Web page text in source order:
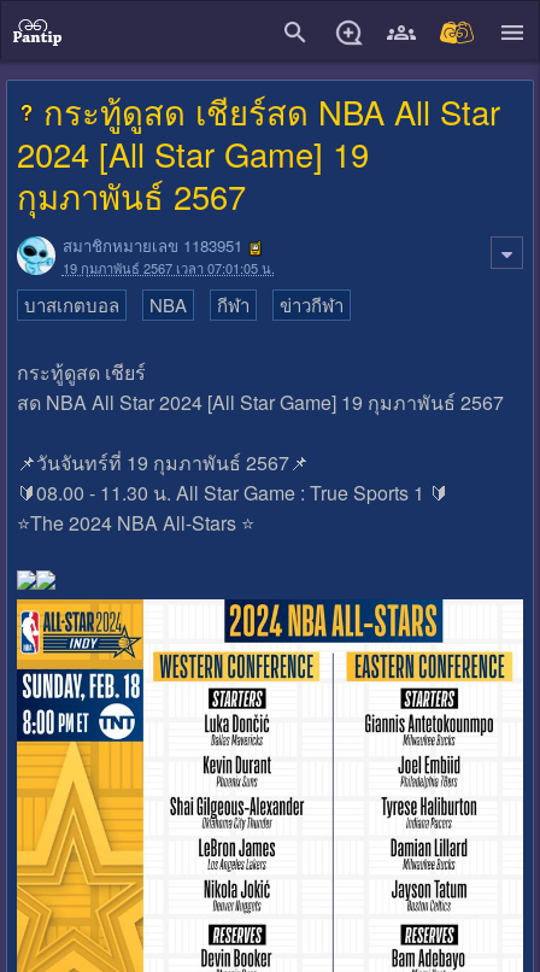
กระทู้ดูสด เชียร์สด NBA All Star
2024 [All Star Game] 19
กุมภาพันธ์ 2567
สมาชิกหมายเลข 1183951
19 กุมภาพันธ์ 2567 เวลา 07:01:05 น.
บาสเกตบอล NBA กีฬา ข่าวกีฬา
กระทู้ดูสด เชียร์
สด NBA All Star 2024 [All Star Game] 19 กุมภาพันธ์ 2567
📌วันจันทร์ที่ 19 กุมภาพันธ์ 2567📌
🔰08.00 - 11.30 น. All Star Game : True Sports 1 🔰
⭐️The 2024 NBA All-Stars ⭐️
close